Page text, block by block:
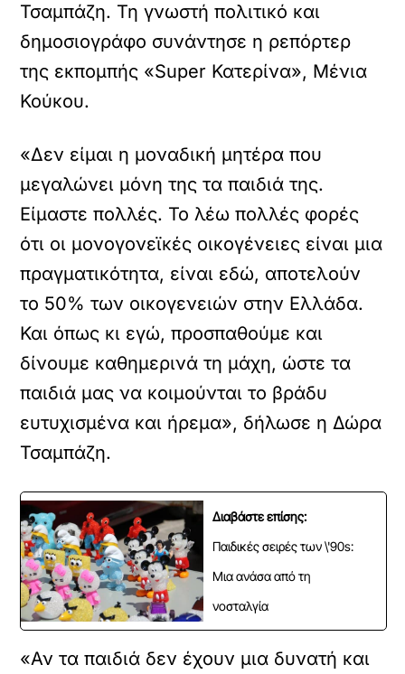
Τσαμπάζη. Τη γνωστή πολιτικό και
δημοσιογράφο συνάντησε η ρεπόρτερ
της εκπομπής «Super Κατερίνα», Μένια
Κούκου.
«Δεν είμαι η μοναδική μητέρα που
μεγαλώνει μόνη της τα παιδιά της.
Είμαστε πολλές. Το λέω πολλές φορές
ότι οι μονογονεϊκές οικογένειες είναι μια
πραγματικότητα, είναι εδώ, αποτελούν
το 50% των οικογενειών στην Ελλάδα.
Και όπως κι εγώ, προσπαθούμε και
δίνουμε καθημερινά τη μάχη, ώστε τα
παιδιά μας να κοιμούνται το βράδυ
ευτυχισμένα και ήρεμα», δήλωσε η Δώρα
Τσαμπάζη.
Διαβάστε επίσης:
Παιδικές σειρές των \'90s:
Μια ανάσα από τη
νοσταλγία
«Αν τα παιδιά δεν έχουν μια δυνατή και